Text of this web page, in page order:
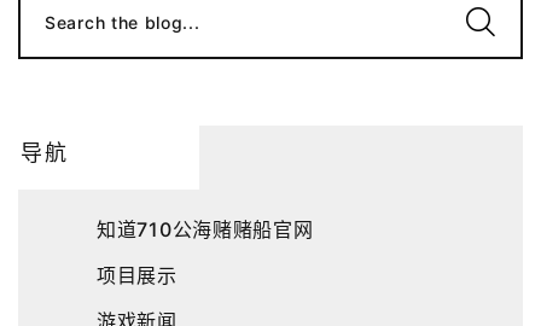
Search the blog...
导航
知道710公海赌赌船官网
项目展示
游戏新闻